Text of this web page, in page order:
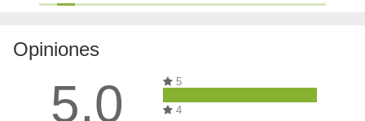
Opiniones
5.0 5
4